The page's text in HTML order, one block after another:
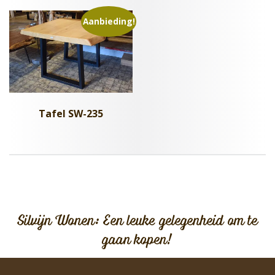
Aanbieding!
Tafel SW-235
Silvijn Wonen: Een leuke gelegenheid om te
gaan kopen!